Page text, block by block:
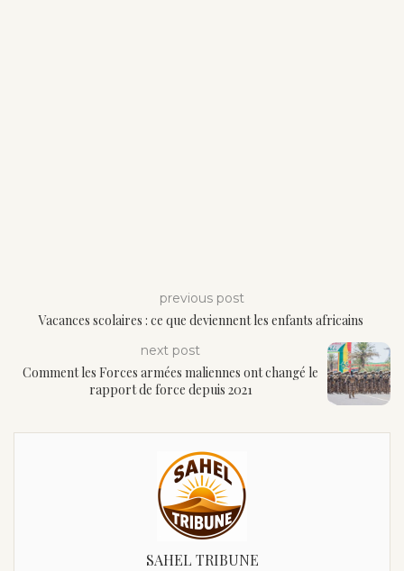
previous post
Vacances scolaires : ce que deviennent les enfants africains
next post
Comment les Forces armées maliennes ont changé le
rapport de force depuis 2021
SAHEL TRIBUNE